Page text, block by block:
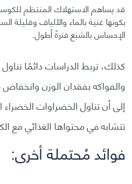
قد يساهم الاستهلاك المنتظم
بكونها غنية بالماء والألياف وقليلة
الإحساس بالشبع فترةً أطول.
كذلك، تربط الدراسات دائمًا
والفواكه بفقدان الوزن
إلى أن تناول الخضراوات الخضراء
تتشابه في محتواها الغذائي مع
فوائد مُحتملة أخرى: